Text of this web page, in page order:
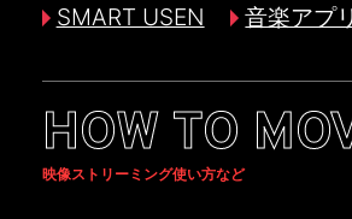
SMART USEN
音楽アプ
HOW TO
映像ストリーミング使い方など